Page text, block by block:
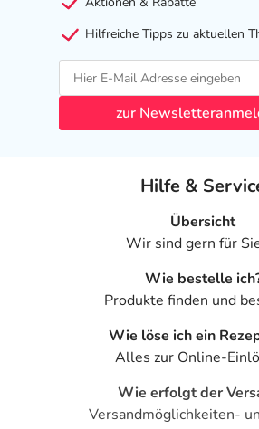
Hilfreiche Tipps zu aktuellen
zur
Hilfe &
Übersicht
Wir sind gern für
Wie bestelle
Produkte finden und
Wie löse ich ein
Alles zur Online-
Wie erfolgt der
Versandmöglichkeiten-